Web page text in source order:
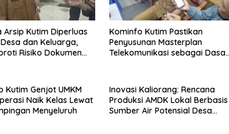
Arsip Kutim Diperluas
dan Keluarga,
Risiko Dokumen
Kominfo Kutim Pastikan
Penyusunan Masterplan
Telekomunikasi sebagai Dasar
Kutim Genjot UMKM
Naik Kelas Lewat
Menyeluruh
Inovasi Kaliorang: Rencana
Produksi AMDK Lokal Berbasis
Sumber Air Potensial Desa